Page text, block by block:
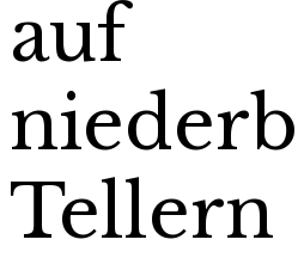
auf
Tellern